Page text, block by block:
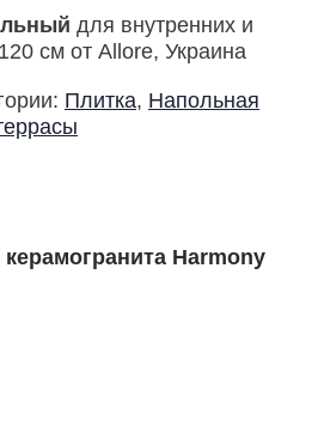
для внутренних и
см от Allore, Украина
Плитка, Напольная
Harmony